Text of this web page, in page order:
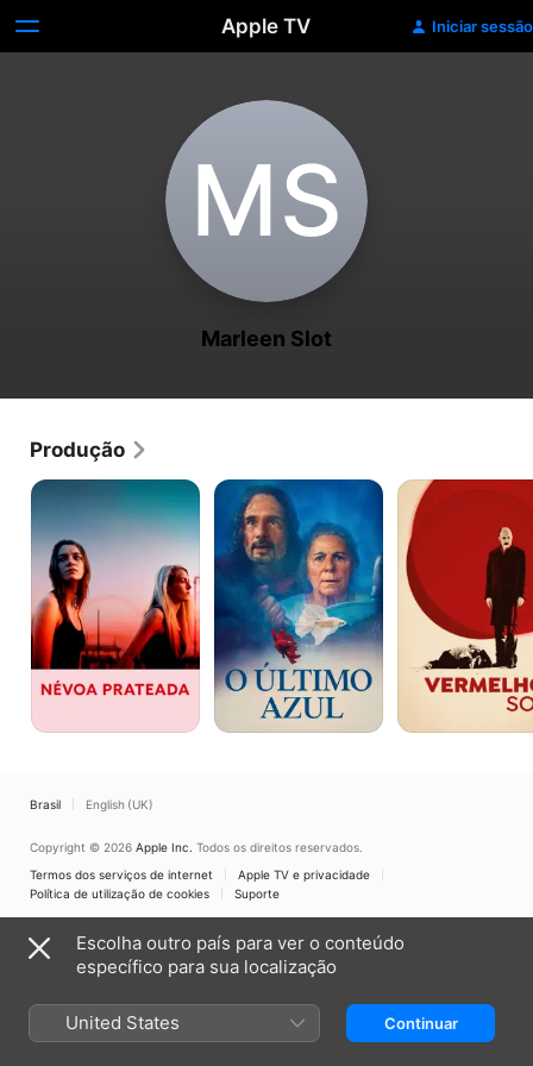
Apple TV Iniciar sessão
M‌S
Marleen Slot
Produção
Névoa
O
Último
Azul
Vermelho
Sol
Brasil English (UK)
Copyright © 2026 Apple Inc. Todos os direitos reservados.
Termos dos serviços de internet
Apple TV e privacidade
Política de utilização de cookies
Suporte
Escolha outro país para ver o conteúdo
específico para sua localização
United States Continuar